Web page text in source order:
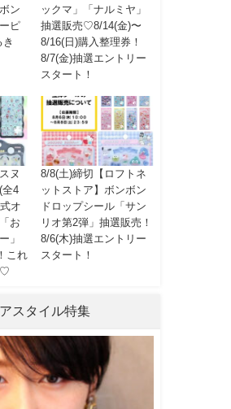
ン
ピ
ックマ」「ナルミヤ」
抽選販売♡8/14(金)〜
8/16(日)購入整理券！
8/7(金)抽選エントリー
スタート！
ヌ
全4
オ
お
」
これ
8/8(土)締切【ロフトネ
ットストア】ボンボン
ドロップシール「サン
リオ第2弾」抽選販売！
8/6(木)抽選エントリー
スタート！
スタイル特集